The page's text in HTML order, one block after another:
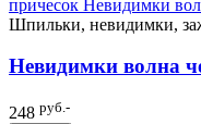
Шпильки, невидимки,
Невидимки волна
248 руб.-